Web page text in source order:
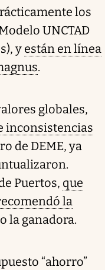
los
UNCTAD
y están en línea
.
globales,
inconsistencias
de DEME, ya
Puertos, que
la
la ganadora.
“ahorro”